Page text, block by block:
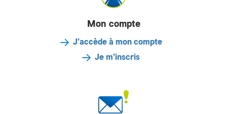
Mon compte
J'accède à mon compte
Je m'inscris